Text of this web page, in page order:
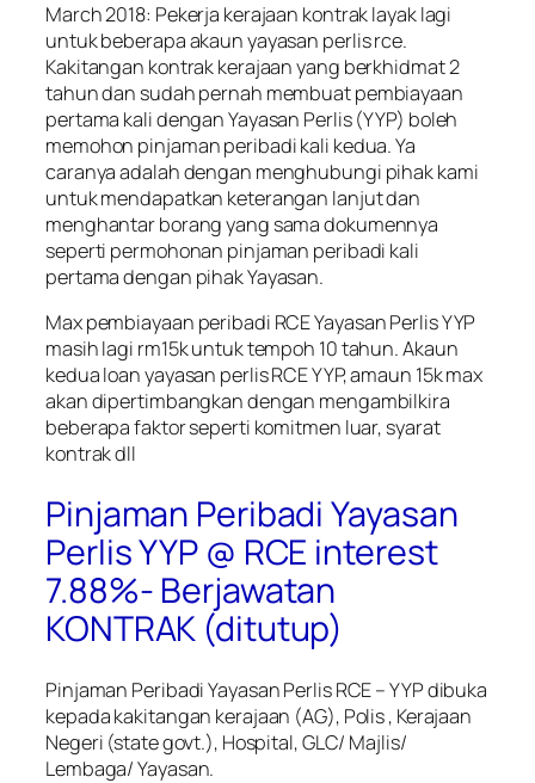
March 2018: Pekerja kerajaan kontrak layak lagi
untuk beberapa akaun yayasan perlis rce.
Kakitangan kontrak kerajaan yang berkhidmat 2
tahun dan sudah pernah membuat pembiayaan
pertama kali dengan Yayasan Perlis (YYP) boleh
memohon pinjaman peribadi kali kedua. Ya
caranya adalah dengan menghubungi pihak kami
untuk mendapatkan keterangan lanjut dan
menghantar borang yang sama dokumennya
seperti permohonan pinjaman peribadi kali
pertama dengan pihak Yayasan.
Max pembiayaan peribadi RCE Yayasan Perlis YYP
masih lagi rm15k untuk tempoh 10 tahun. Akaun
kedua loan yayasan perlis RCE YYP, amaun 15k max
akan dipertimbangkan dengan mengambilkira
beberapa faktor seperti komitmen luar, syarat
kontrak dll
Pinjaman Peribadi Yayasan
Perlis YYP @ RCE interest
7.88%- Berjawatan
KONTRAK (ditutup)
Pinjaman Peribadi Yayasan Perlis RCE – YYP dibuka
kepada kakitangan kerajaan (AG), Polis , Kerajaan
Negeri (state govt.), Hospital, GLC/ Majlis/
Lembaga/ Yayasan.